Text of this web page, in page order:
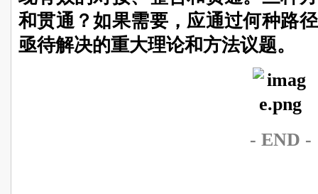
和贯通？如果需要，应通过何种路
亟待解决的重大理论和方法议题。
- END -